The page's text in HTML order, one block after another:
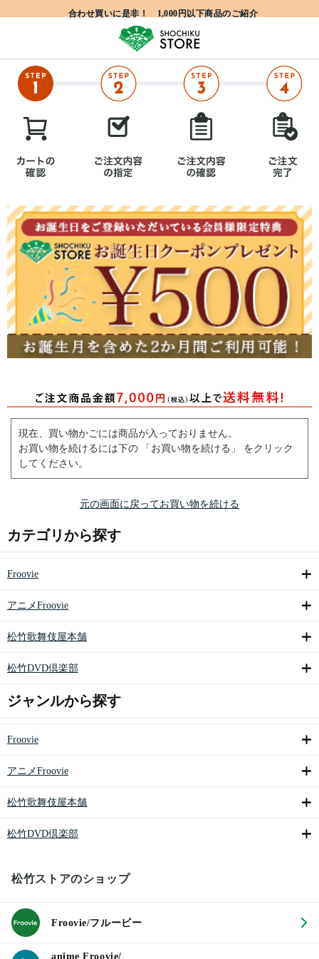
合わせ買いに是非！ 1,000円以下商品のご紹介
現在、買い物かごには商品が入っておりません。
お買い物を続けるには下の 「お買い物を続ける」 をクリック
してください。
元の画面に戻ってお買い物を続ける
カテゴリから探す
Froovie
アニメFroovie
松竹歌舞伎屋本舗
松竹DVD倶楽部
ジャンルから探す
Froovie
アニメFroovie
松竹歌舞伎屋本舗
松竹DVD倶楽部
松竹ストアのショップ
Froovie/フルービー
anime Froovie/